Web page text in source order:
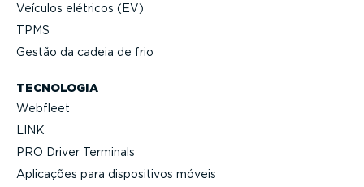
Veículos elétricos (EV)
TPMS
Gestão da cadeia de frio
TECNOLOGIA
Webfleet
LINK
PRO Driver Terminals
Aplicações para dispo­si­tivos móveis